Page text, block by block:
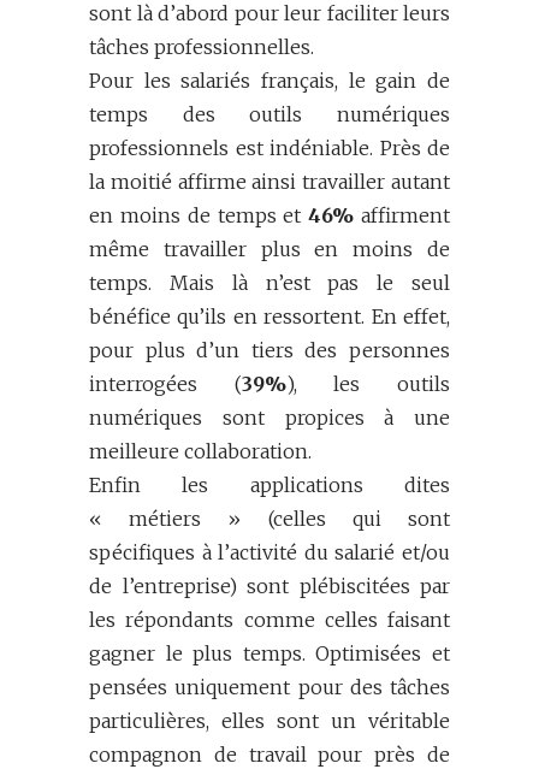
sont là d’abord pour leur faciliter leurs
tâches professionnelles.
Pour les salariés français, le gain de
temps des outils numériques
professionnels est indéniable. Près de
la moitié affirme ainsi travailler autant
en moins de temps et46% affirment
même travailler plus en moins de
temps. Mais là n’est pas le seul
bénéfice qu’ils en ressortent. En effet,
pour plus d’un tiers des personnes
interrogées (39%), les outils
numériques sont propices à une
meilleure collaboration.
Enfin les applications dites
« métiers » (celles qui sont
spécifiques à l’activité du salarié et/ou
de l’entreprise) sont plébiscitées par
les répondants comme celles faisant
gagner le plus temps. Optimisées et
pensées uniquement pour des tâches
particulières, elles sont un véritable
compagnon de travail pour près de